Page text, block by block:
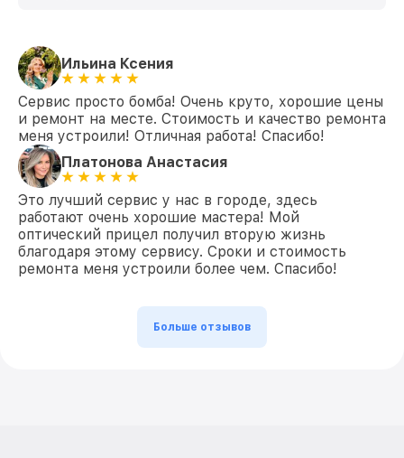
Ильина Ксения
Сервис просто бомба! Очень круто, хорошие цены
и ремонт на месте. Стоимость и качество ремонта
меня устроили! Отличная работа! Спасибо!
Платонова Анастасия
Это лучший сервис у нас в городе, здесь
работают очень хорошие мастера! Мой
оптический прицел получил вторую жизнь
благодаря этому сервису. Сроки и стоимость
ремонта меня устроили более чем. Спасибо!
Больше отзывов